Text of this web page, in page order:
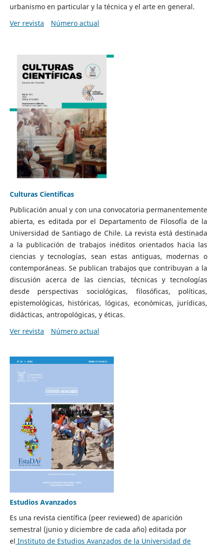
urbanismo en particular y la técnica y el arte en general.
Ver revista
Número actual
Culturas Científicas
Publicación anual y con una convocatoria permanentemente
abierta, es editada por el Departamento de Filosofía de la
Universidad de Santiago de Chile. La revista está destinada
a la publicación de trabajos inéditos orientados hacia las
ciencias y tecnologías, sean estas antiguas, modernas o
contemporáneas. Se publican trabajos que contribuyan a la
discusión acerca de las ciencias, técnicas y tecnologías
desde perspectivas sociológicas, filosóficas, políticas,
epistemológicas, históricas, lógicas, económicas, jurídicas,
didácticas, antropológicas, y éticas.
Ver revista
Número actual
Estudios Avanzados
Es una revista científica (peer reviewed) de aparición
semestral (junio y diciembre de cada año) editada por
el Instituto de Estudios Avanzados de la Universidad de